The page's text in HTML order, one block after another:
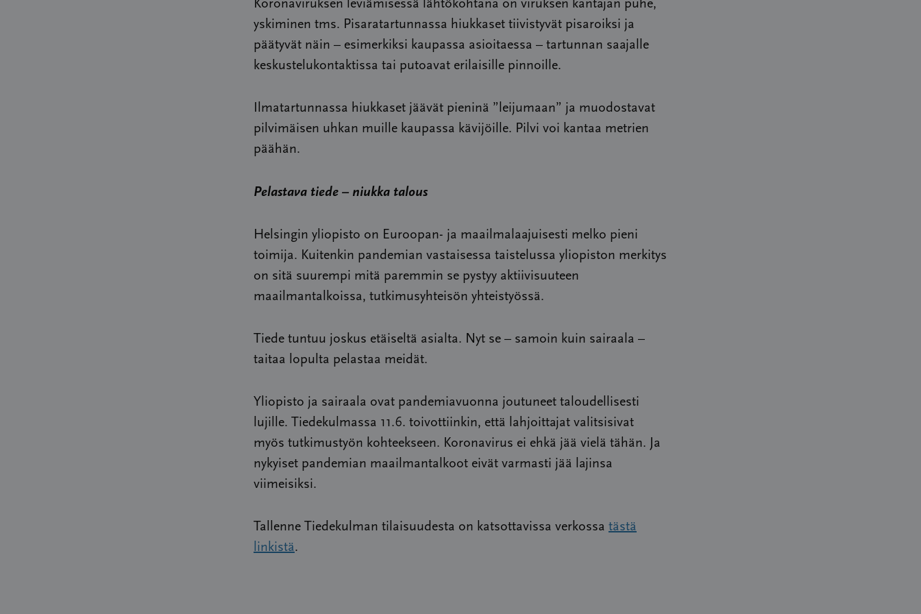
Koronaviruksen leviämisessä lähtökohtana on viruksen kantajan puhe,
yskiminen tms. Pisaratartunnassa hiukkaset tiivistyvät pisaroiksi ja
päätyvät näin – esimerkiksi kaupassa asioitaessa – tartunnan saajalle
keskustelukontaktissa tai putoavat erilaisille pinnoille.
Ilmatartunnassa hiukkaset jäävät pieninä ”leijumaan” ja muodostavat
pilvimäisen uhkan muille kaupassa kävijöille. Pilvi voi kantaa metrien
päähän.
Pelastava tiede – niukka talous
Helsingin yliopisto on Euroopan- ja maailmalaajuisesti melko pieni
toimija. Kuitenkin pandemian vastaisessa taistelussa yliopiston merkitys
on sitä suurempi mitä paremmin se pystyy aktiivisuuteen
maailmantalkoissa, tutkimusyhteisön yhteistyössä.
Tiede tuntuu joskus etäiseltä asialta. Nyt se – samoin kuin sairaala –
taitaa lopulta pelastaa meidät.
Yliopisto ja sairaala ovat pandemiavuonna joutuneet taloudellisesti
lujille. Tiedekulmassa 11.6. toivottiinkin, että lahjoittajat valitsisivat
myös tutkimustyön kohteekseen. Koronavirus ei ehkä jää vielä tähän. Ja
nykyiset pandemian maailmantalkoot eivät varmasti jää lajinsa
viimeisiksi.
Tallenne Tiedekulman tilaisuudesta on katsottavissa verkossa tästä
linkistä.